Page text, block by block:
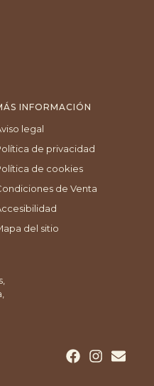
INFORMACIÓN
legal
de privacidad
de cookies
de Venta
del sitio